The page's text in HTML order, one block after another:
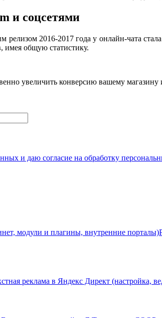
и соцсетями
2016-2017 года у онлайн-чата
имея общую статистику.
увеличить конверсию вашему
и даю согласие на обработку
модули и плагины, внутренние порталы)
реклама в Яндекс Директ (настройка,